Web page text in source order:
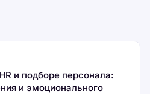
и подборе персонала:
и эмоционального